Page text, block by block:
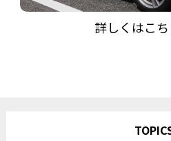
詳しくはこ